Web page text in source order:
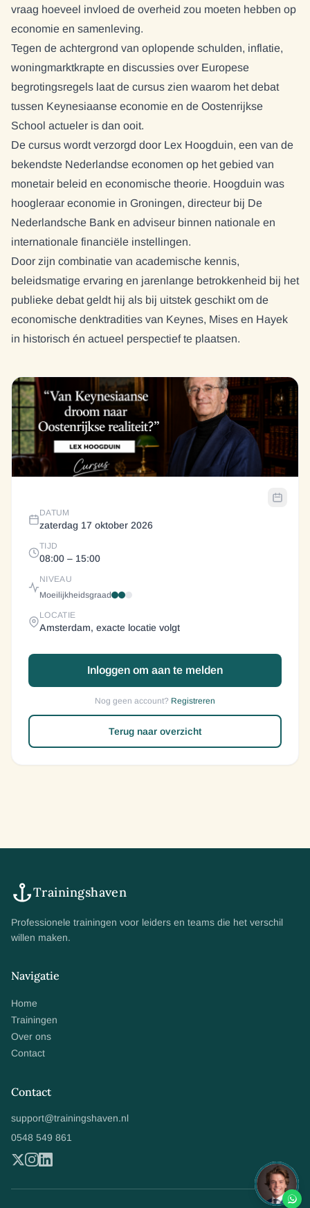
vraag hoeveel invloed de overheid zou moeten hebben op
economie en samenleving.
Tegen de achtergrond van oplopende schulden, inflatie,
woningmarktkrapte en discussies over Europese
begrotingsregels laat de cursus zien waarom het debat
tussen Keynesiaanse economie en de Oostenrijkse
School actueler is dan ooit.
De cursus wordt verzorgd door Lex Hoogduin, een van de
bekendste Nederlandse economen op het gebied van
monetair beleid en economische theorie. Hoogduin was
hoogleraar economie in Groningen, directeur bij De
Nederlandsche Bank en adviseur binnen nationale en
internationale financiële instellingen.
Door zijn combinatie van academische kennis,
beleidsmatige ervaring en jarenlange betrokkenheid bij het
publieke debat geldt hij als bij uitstek geschikt om de
economische denktradities van Keynes, Mises en Hayek
in historisch én actueel perspectief te plaatsen.
DATUM
zaterdag 17 oktober 2026
TIJD
08:00 – 15:00
NIVEAU
Moeilijkheidsgraad
LOCATIE
Amsterdam, exacte locatie volgt
Inloggen om aan te melden
Nog geen account? Registreren
Terug naar overzicht
Trainingshaven
Professionele trainingen voor leiders en teams die het verschil
willen maken.
Navigatie
Home
Trainingen
Over ons
Contact
Contact
support@trainingshaven.nl
0548 549 861